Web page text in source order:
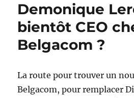
disparaît
profit
de
Proximus
Demonique
bientôt CEO
Belgacom ?
La route pour trouver un
Belgacom, pour remplacer